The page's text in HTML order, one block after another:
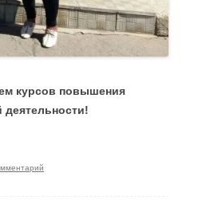
курсов повышения